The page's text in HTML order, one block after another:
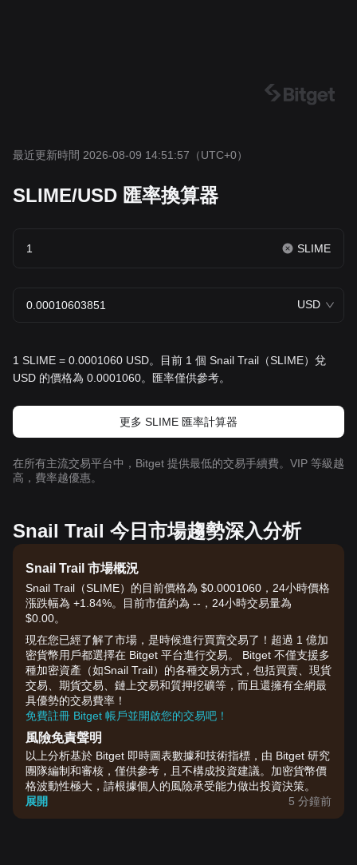
最近更新時間 2026-08-09 14:51:57 （UTC+0）
SLIME/USD 匯率換算器
SLIME
USD
1 SLIME = 0.0001060 USD。目前 1 個 Snail Trail（SLIME）兌
USD 的價格為 0.0001060。匯率僅供參考。
更多 SLIME 匯率計算器
在所有主流交易平台中，Bitget 提供最低的交易手續費。VIP 等級越
高，費率越優惠。
Snail Trail 今日市場趨勢深入分析
Snail Trail 市場概況
Snail Trail（SLIME）的目前價格為 $0.0001060，24小時價格
漲跌幅為 +1.84%。目前市值約為 --，24小時交易量為
$0.00。
現在您已經了解了市場，是時候進行買賣交易了！超過 1 億加
密貨幣用戶都選擇在 Bitget 平台進行交易。 Bitget 不僅支援多
種加密資產（如Snail Trail）的各種交易方式，包括買賣、現貨
交易、期貨交易、鏈上交易和質押挖礦等，而且還擁有全網最
具優勢的交易費率！
免費註冊 Bitget 帳戶並開啟您的交易吧！
風險免責聲明
以上分析基於 Bitget 即時圖表數據和技術指標，由 Bitget 研究
團隊編制和審核，僅供參考，且不構成投資建議。加密貨幣價
格波動性極大，請根據個人的風險承受能力做出投資決策。
展開
5 分鐘前